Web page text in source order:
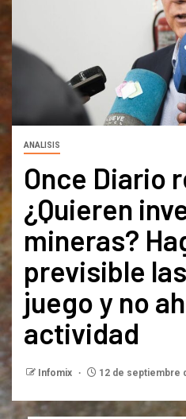
ANALISIS
Once Diario
¿Quieren
mineras?
previsible
juego y no
actividad
Infomix 12 de septiembre